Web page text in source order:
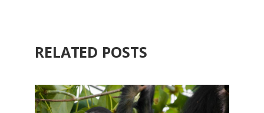
RELATED POSTS